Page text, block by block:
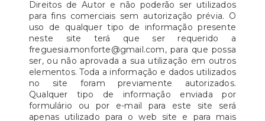
Direitos de Autor e não poderão ser utilizados
para fins comerciais sem autorização prévia. O
uso de qualquer tipo de informação presente
neste site terá que ser requerido a
freguesia.monforte@gmail.com, para que possa
ser, ou não aprovada a sua utilização em outros
elementos. Toda a informação e dados utilizados
no site foram previamente autorizados.
Qualquer tipo de informação enviada por
formulário ou por e-mail para este site será
apenas utilizado para o web site e para mais